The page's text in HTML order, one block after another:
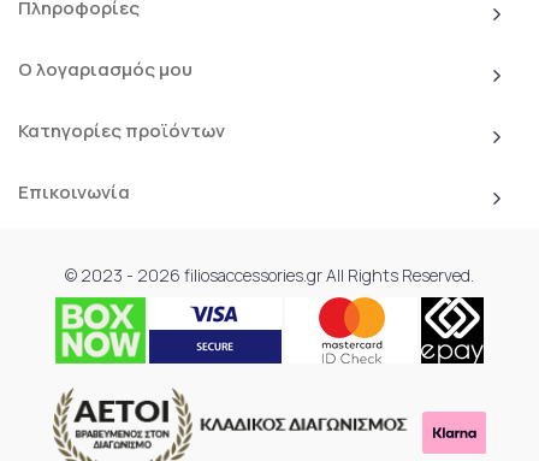
Πληροφορίες
Ο λογαριασμός μου
Κατηγορίες προϊόντων
Επικοινωνία
© 2023 - 2026 filiosaccessories.gr All Rights Reserved.